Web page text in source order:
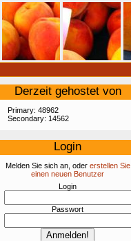
Derzeit gehostet von
Primary: 48962
Secondary: 14562
Login
Melden Sie sich an, oder erstellen Sie
einen neuen Benutzer
Login
Passwort